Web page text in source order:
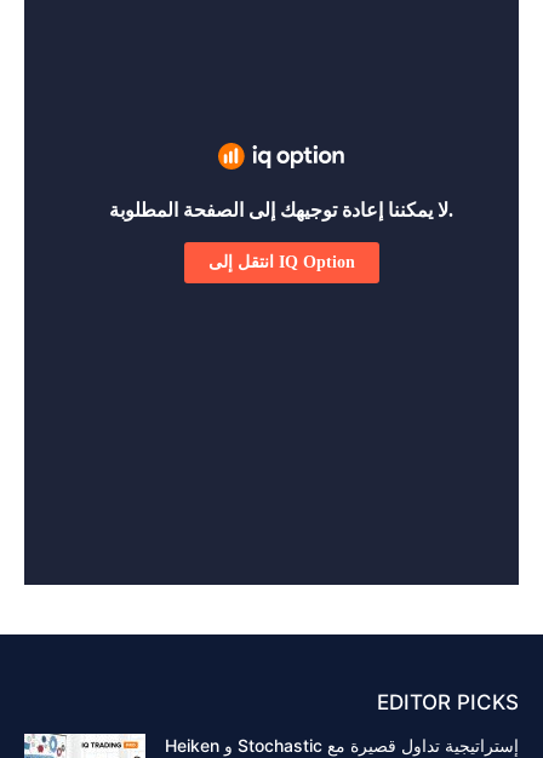
EDITOR PICKS
إستراتيجية تداول قصيرة مع Stochastic و Heiken